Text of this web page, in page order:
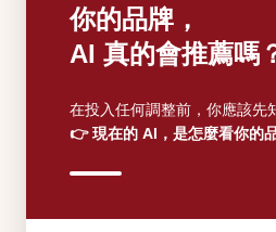
你的品牌，
AI 真的會推薦嗎
在投入任何調整前，你應該先
👉 現在的 AI，是怎麼看你的